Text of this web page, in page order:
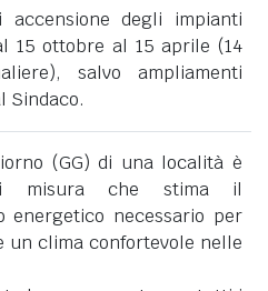
accensione degli impianti
15 ottobre al 15 aprile (14
salvo ampliamenti
Sindaco.
(GG) di una località è
misura che stima il
energetico necessario per
un clima confortevole nelle